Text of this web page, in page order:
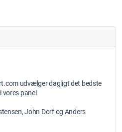
udvælger dagligt det bedste
vores panel.
John Dorf og Anders